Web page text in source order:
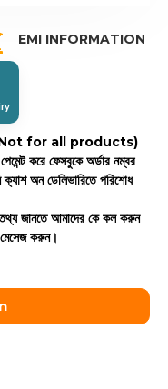
EMI INFORMATION
টাকা (Not for all products)
করে ফেসবুকে অর্ডার নম্বর
ক্যাশ অন ডেলিভারিতে পরিশোধ
তথ্য জানতে আমাদের কে কল করুন
করুন।